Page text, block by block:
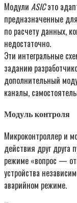
Модули ASICэто
предназначенные
по расчету данных,
недостаточно.
Эти интегральные
заданию
дополнительный
каналы,
Модуль контроля
Микроконтроллер и
действия друг друга
режиме «вопрос —
устройства
аварийном режиме.